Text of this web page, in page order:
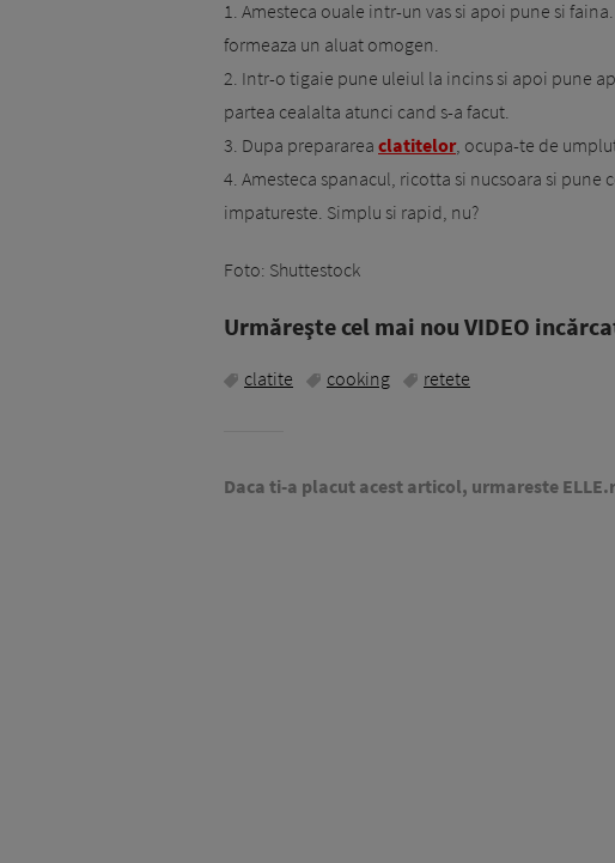
1. Amesteca ouale intr-un vas si apoi pune si
formeaza un aluat omogen.
2. Intr-o tigaie pune uleiul la incins si apoi pune
partea cealalta atunci cand s-a facut.
3. Dupa prepararea clatitelor, ocupa-te de
4. Amesteca spanacul, ricotta si nucsoara si
impatureste. Simplu si rapid, nu?
Foto: Shuttestock
Urmăreşte cel mai nou VIDEO
clatite cooking retete
Daca ti-a placut acest articol, urmareste